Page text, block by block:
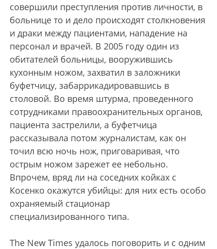
совершили преступления против личности, в
больнице то и дело происходят столкновения
и драки между пациентами, нападение на
персонал и врачей. В 2005 году один из
обитателей больницы, вооружившись
кухонным ножом, захватил в заложники
буфетчицу, забаррикадировавшись в
столовой. Во время штурма, проведенного
сотрудниками правоохранительных органов,
пациента застрелили, а буфетчица
рассказывала потом журналистам, как он
точил всю ночь нож, приговаривая, что
острым ножом зарежет ее небольно.
Впрочем, вряд ли на соседних койках с
Косенко окажутся убийцы: для них есть особо
охраняемый стационар
специализированного типа.
The New Times удалось поговорить и с одним